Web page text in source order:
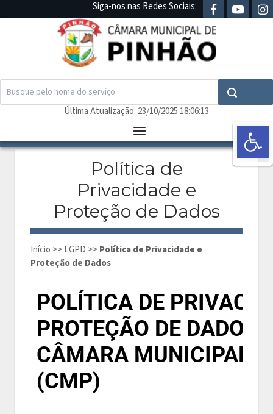
to
Siga-nos nas Redes Sociais:
Home
for:
Última Atualização: 23/10/2025 18:06:13
Menu
Política de
Privacidade e
Proteção de Dados
Início >>LGPD >>Política de Privacidade e
Proteção de Dados